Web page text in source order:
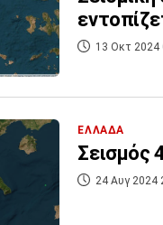
13 Οκτ 2024
ΕΛΛΑΔΑ
Σεισμός
24 Αυγ 2024